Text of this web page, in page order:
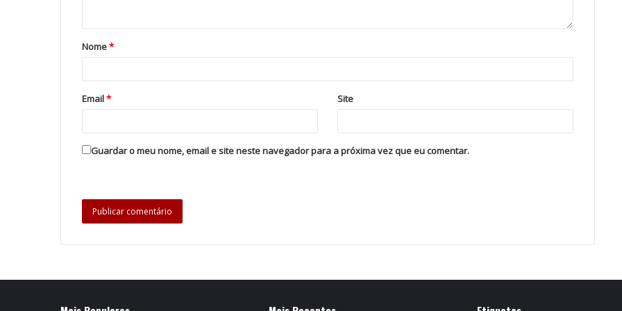
Nome*
Email* Site
Guardar o meu nome, email e site neste navegador para a próxima vez que eu comentar.